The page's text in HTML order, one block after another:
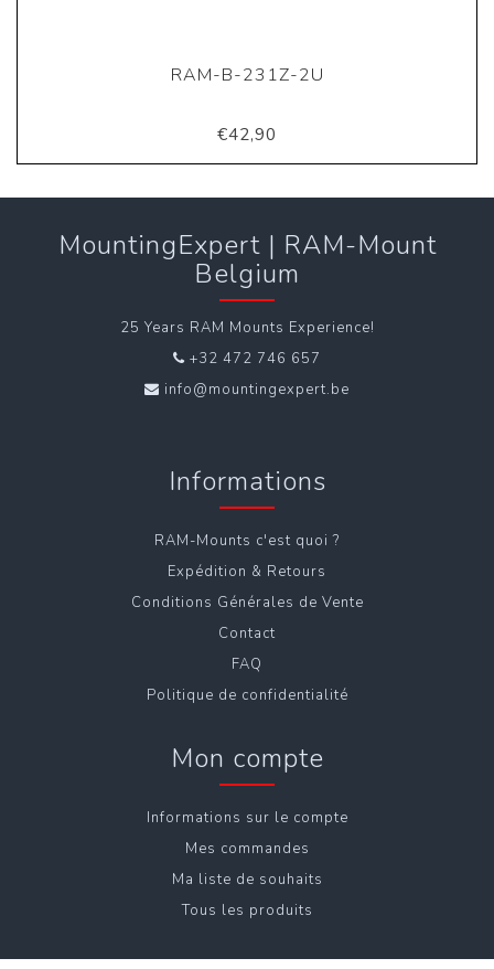
RAM-B-231Z-2U
€42,90
MountingExpert | RAM-Mount
Belgium
25 Years RAM Mounts Experience!
+32 472 746 657
info@mountingexpert.be
Informations
RAM-Mounts c'est quoi ?
Expédition & Retours
Conditions Générales de Vente
Contact
FAQ
Politique de confidentialité
Mon compte
Informations sur le compte
Mes commandes
Ma liste de souhaits
Tous les produits